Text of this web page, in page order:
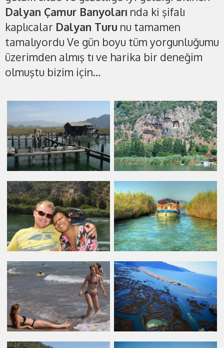
Dalyan Çamur Banyoları nda ki şifalı
kaplıcalar Dalyan Turu nu tamamen
tamalıyordu Ve gün boyu tüm yorgunluğumu
üzerimden almış tı ve harika bir deneğim
olmuştu bizim için…